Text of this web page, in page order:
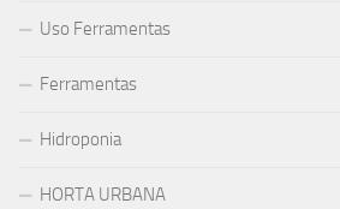
Uso Ferramentas
Ferramentas
Hidroponia
HORTA URBANA